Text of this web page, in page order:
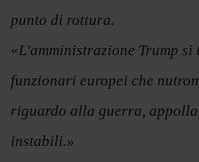
punto di rottura.
«L'amministrazione Trump
funzionari europei che
riguardo alla guerra,
instabili.»